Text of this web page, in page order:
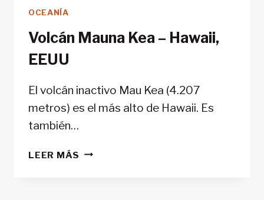
OCEANÍA
Volcán Mauna Kea – Hawaii,
EEUU
El volcán inactivo Mau Kea (4.207
metros) es el más alto de Hawaii. Es
también…
LEER MÁS VOLCÁN